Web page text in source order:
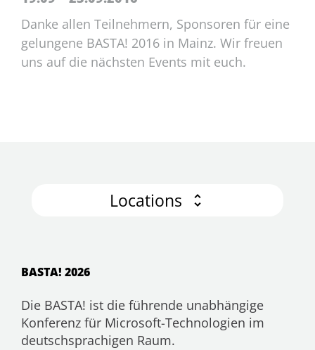
Danke allen Teilnehmern, Sponsoren für eine
gelungene BASTA! 2016 in Mainz. Wir freuen
uns auf die nächsten Events mit euch.
Locations
BASTA! 2026
Die BASTA! ist die führende unabhängige
Konferenz für Microsoft-Technologien im
deutschsprachigen Raum.